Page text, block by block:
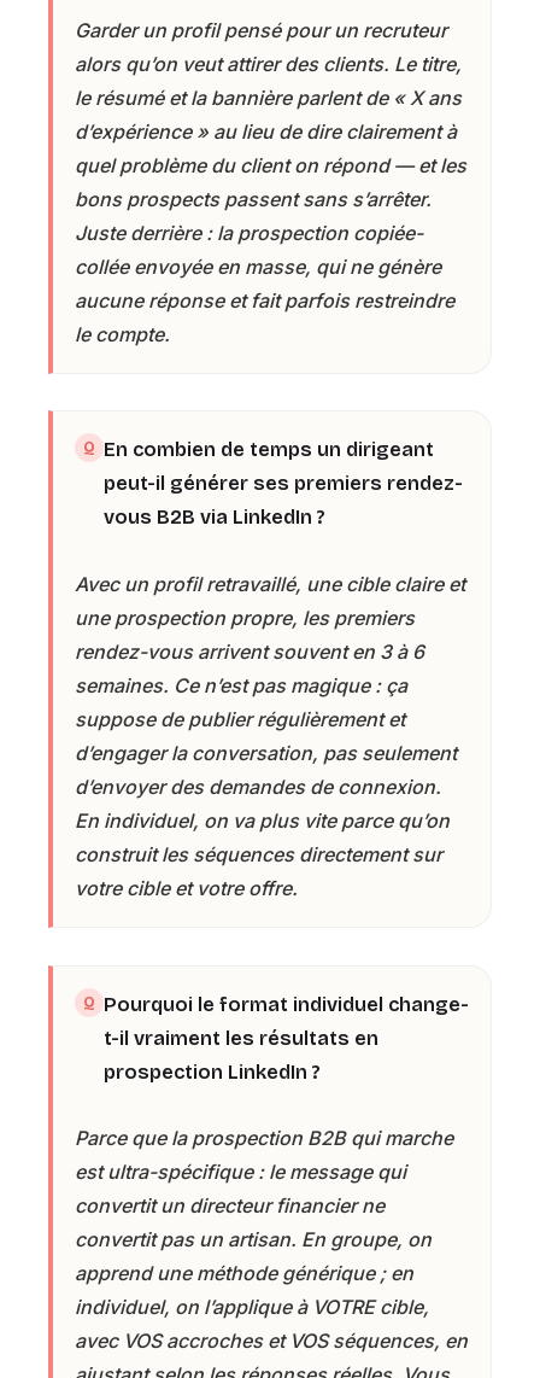
Garder un profil pensé pour un recruteur
alors qu’on veut attirer des clients. Le titre,
le résumé et la bannière parlent de « X ans
d’expérience » au lieu de dire clairement à
quel problème du client on répond — et les
bons prospects passent sans s’arrêter.
Juste derrière : la prospection copiée-
collée envoyée en masse, qui ne génère
aucune réponse et fait parfois restreindre
le compte.
En combien de temps un dirigeant
peut-il générer ses premiers rendez-
vous B2B via LinkedIn ?
Avec un profil retravaillé, une cible claire et
une prospection propre, les premiers
rendez-vous arrivent souvent en 3 à 6
semaines. Ce n’est pas magique : ça
suppose de publier régulièrement et
d’engager la conversation, pas seulement
d’envoyer des demandes de connexion.
En individuel, on va plus vite parce qu’on
construit les séquences directement sur
votre cible et votre offre.
Pourquoi le format individuel change-
t-il vraiment les résultats en
prospection LinkedIn ?
Parce que la prospection B2B qui marche
est ultra-spécifique : le message qui
convertit un directeur financier ne
convertit pas un artisan. En groupe, on
apprend une méthode générique ; en
individuel, on l’applique à VOTRE cible,
avec VOS accroches et VOS séquences, en